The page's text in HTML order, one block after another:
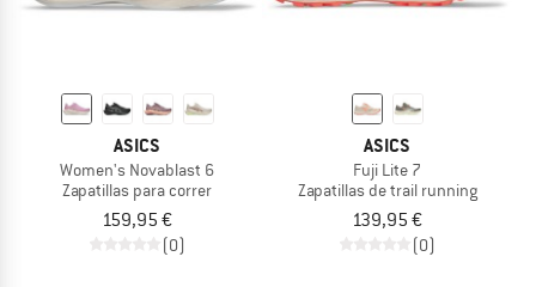
ASICS
Women's Novablast 6
Zapatillas para correr
159,95 €
(0)
ASICS
Fuji Lite 7
Zapatillas de trail running
139,95 €
(0)